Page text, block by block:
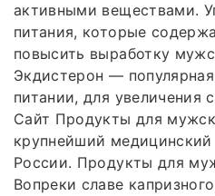
активными веществами.
питания, которые
повысить выработку
Экдистерон —
питании, для увеличения
Сайт Продукты для
крупнейший медицинский
России. Продукты для
Вопреки славе